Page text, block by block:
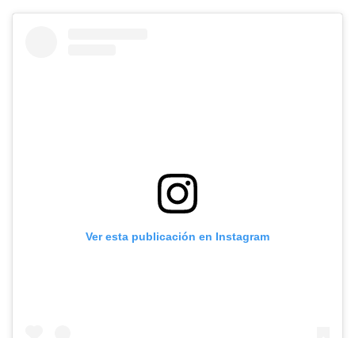
Ver esta publicación en Instagram